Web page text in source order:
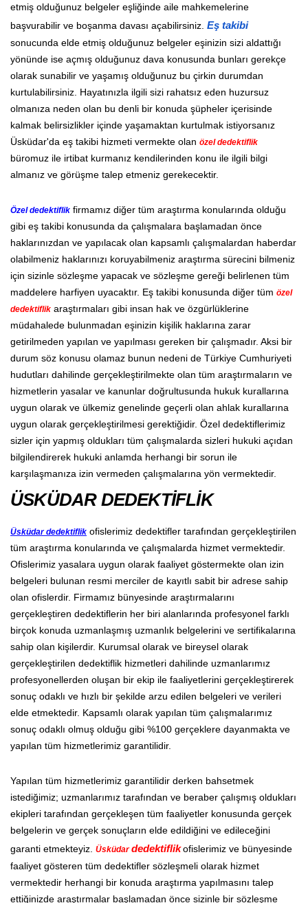
etmiş olduğunuz belgeler eşliğinde aile mahkemelerine
başvurabilir ve boşanma davası açabilirsiniz. Eş takibi
sonucunda elde etmiş olduğunuz belgeler eşinizin sizi aldattığı
yönünde ise açmış olduğunuz dava konusunda bunları gerekçe
olarak sunabilir ve yaşamış olduğunuz bu çirkin durumdan
kurtulabilirsiniz. Hayatınızla ilgili sizi rahatsız eden huzursuz
olmanıza neden olan bu denli bir konuda şüpheler içerisinde
kalmak belirsizlikler içinde yaşamaktan kurtulmak istiyorsanız
Üsküdar'da eş takibi hizmeti vermekte olan özel dedektiflik
büromuz ile irtibat kurmanız kendilerinden konu ile ilgili bilgi
almanız ve görüşme talep etmeniz gerekecektir.
Özel dedektiflik firmamız diğer tüm araştırma konularında olduğu
gibi eş takibi konusunda da çalışmalara başlamadan önce
haklarınızdan ve yapılacak olan kapsamlı çalışmalardan haberdar
olabilmeniz haklarınızı koruyabilmeniz araştırma sürecini bilmeniz
için sizinle sözleşme yapacak ve sözleşme gereği belirlenen tüm
maddelere harfiyen uyacaktır. Eş takibi konusunda diğer tüm özel
dedektiflik araştırmaları gibi insan hak ve özgürlüklerine
müdahalede bulunmadan eşinizin kişilik haklarına zarar
getirilmeden yapılan ve yapılması gereken bir çalışmadır. Aksi bir
durum söz konusu olamaz bunun nedeni de Türkiye Cumhuriyeti
hudutları dahilinde gerçekleştirilmekte olan tüm araştırmaların ve
hizmetlerin yasalar ve kanunlar doğrultusunda hukuk kurallarına
uygun olarak ve ülkemiz genelinde geçerli olan ahlak kurallarına
uygun olarak gerçekleştirilmesi gerektiğidir. Özel dedektiflerimiz
sizler için yapmış oldukları tüm çalışmalarda sizleri hukuki açıdan
bilgilendirerek hukuki anlamda herhangi bir sorun ile
karşılaşmanıza izin vermeden çalışmalarına yön vermektedir.
ÜSKÜDAR DEDEKTİFLİK
Üsküdar dedektiflik ofislerimiz dedektifler tarafından gerçekleştirilen
tüm araştırma konularında ve çalışmalarda hizmet vermektedir.
Ofislerimiz yasalara uygun olarak faaliyet göstermekte olan izin
belgeleri bulunan resmi merciler de kayıtlı sabit bir adrese sahip
olan ofislerdir. Firmamız bünyesinde araştırmalarını
gerçekleştiren dedektiflerin her biri alanlarında profesyonel farklı
birçok konuda uzmanlaşmış uzmanlık belgelerini ve sertifikalarına
sahip olan kişilerdir. Kurumsal olarak ve bireysel olarak
gerçekleştirilen dedektiflik hizmetleri dahilinde uzmanlarımız
profesyonellerden oluşan bir ekip ile faaliyetlerini gerçekleştirerek
sonuç odaklı ve hızlı bir şekilde arzu edilen belgeleri ve verileri
elde etmektedir. Kapsamlı olarak yapılan tüm çalışmalarımız
sonuç odaklı olmuş olduğu gibi %100 gerçeklere dayanmakta ve
yapılan tüm hizmetlerimiz garantilidir.
Yapılan tüm hizmetlerimiz garantilidir derken bahsetmek
istediğimiz; uzmanlarımız tarafından ve beraber çalışmış oldukları
ekipleri tarafından gerçekleşen tüm faaliyetler konusunda gerçek
belgelerin ve gerçek sonuçların elde edildiğini ve edileceğini
garanti etmekteyiz. Üsküdardedektiflikofislerimiz ve bünyesinde
faaliyet gösteren tüm dedektifler sözleşmeli olarak hizmet
vermektedir herhangi bir konuda araştırma yapılmasını talep
ettiğinizde araştırmalar başlamadan önce sizinle bir sözleşme